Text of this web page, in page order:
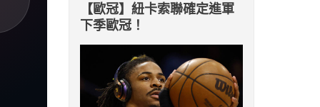
【歐冠】紐卡索聯確定進軍
下季歐冠！